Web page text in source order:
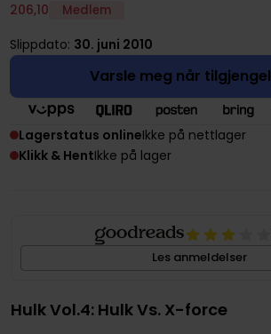
206,10 Medlem
Slippdato: 30. juni 2010
Varsle meg når
Lagerstatus onlineIkke på nettlager
Klikk & HentIkke på lager
Les anmeldelser
Hulk Vol.4: Hulk Vs. X-force